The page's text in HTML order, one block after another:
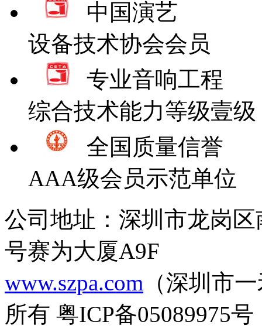
中国演艺
设备技术协会会员
专业音响工程
综合技术能力等级壹级
全国质量信誉
AAA级会员示范单位
公司地址：深圳市龙岗
号赛为大厦A9F
www.szpa.com （深圳市
所有 粤ICP备05089975号